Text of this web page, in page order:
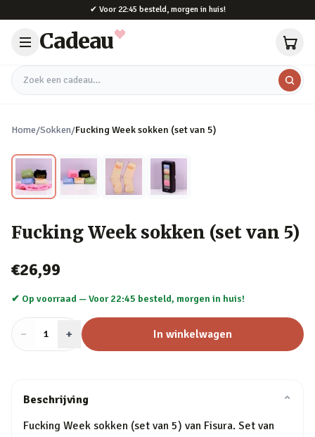
✔ Voor 22:45 besteld, morgen in huis!
Cadeau
Zoek een cadeau
Home/Sokken/Fucking Week sokken (set van 5)
Fucking Week sokken (set van 5)
€26,99
✔ Op voorraad —Voor 22:45 besteld, morgen in huis!
− Aantal
1 + In winkelwagen
Beschrijving
⌄
Fucking Week sokken (set van 5) van Fisura. Set van